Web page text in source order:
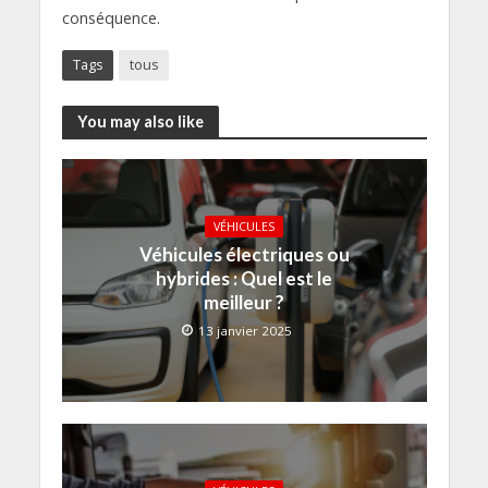
conséquence.
Tags tous
You may also like
VÉHICULES
Véhicules électriques ou
hybrides : Quel est le
meilleur ?
13 janvier 2025